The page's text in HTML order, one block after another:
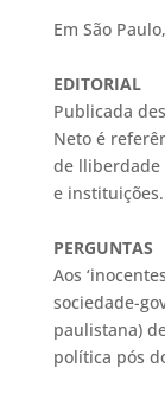
Em São
EDITORIAL
Publicada
Neto é
de lliberdade
e instituições.
PERGUNTAS
Aos
sociedade-
paulistana)
política pós